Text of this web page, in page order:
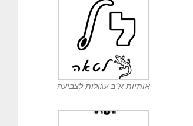
אותיות א”ב עגולות לצביעה